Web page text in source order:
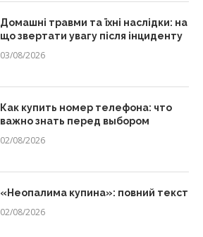
Домашні травми та їхні наслідки: на
що звертати увагу після інциденту
03/08/2026
Как купить номер телефона: что
важно знать перед выбором
02/08/2026
«Неопалима купина»: повний текст
02/08/2026